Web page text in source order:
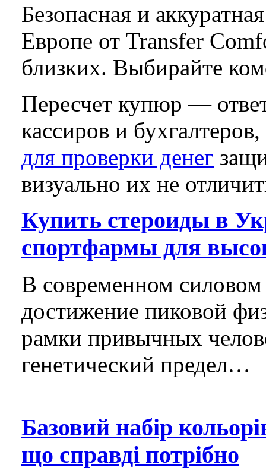
Безопасная и
Европе от Transfer
близких. Выбирайте
Пересчет купюр —
кассиров и
для проверки денег
визуально их не
Купить стероиды в
спортфармы для
В современном
достижение пиковой
рамки привычных
генетический предел…
Базовий набір
що справді потрібно